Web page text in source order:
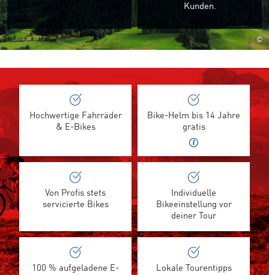
Kunden.
©
Hochwertige Fahrräder
& E-Bikes
Bike-Helm bis 14 Jahre
gratis
Von Profis stets
servicierte Bikes
Individuelle
Bikeeinstellung vor
deiner Tour
100 % aufgeladene E-
Lokale Tourentipps